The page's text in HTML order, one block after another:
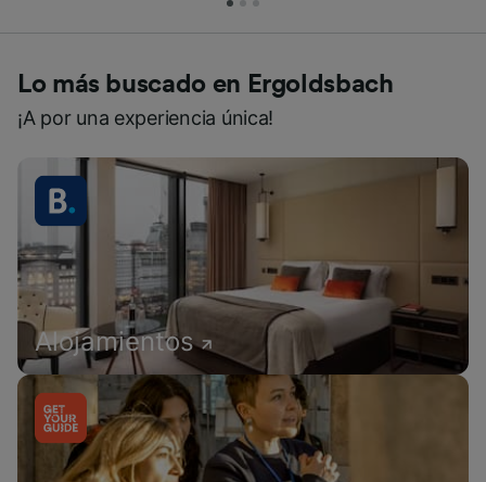
Lo más buscado en Ergoldsbach
¡A por una experiencia única!
Alojamientos